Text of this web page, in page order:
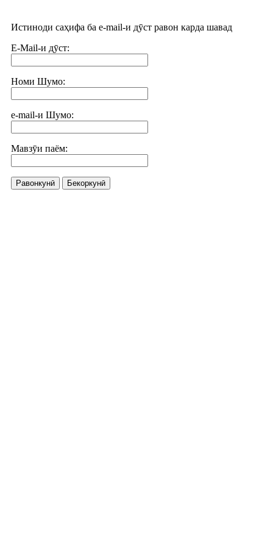
Истиноди саҳифа ба e-mail-и дӯст равон карда шавад
E-Mail-и дӯст:
Номи Шумо:
e-mail-и Шумо:
Мавзӯи паём:
Равонкунӣ Бекоркунӣ